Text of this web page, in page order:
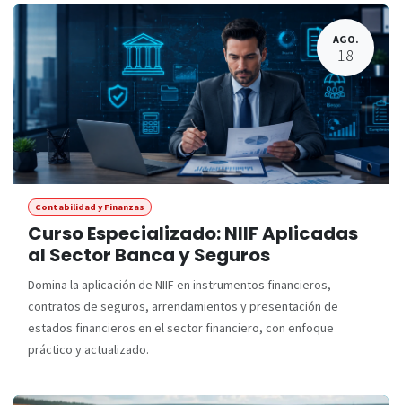
AGO.
18
Contabilidad y Finanzas
Curso Especializado: NIIF Aplicadas
al Sector Banca y Seguros
Domina la aplicación de NIIF en instrumentos financieros,
contratos de seguros, arrendamientos y presentación de
estados financieros en el sector financiero, con enfoque
práctico y actualizado.